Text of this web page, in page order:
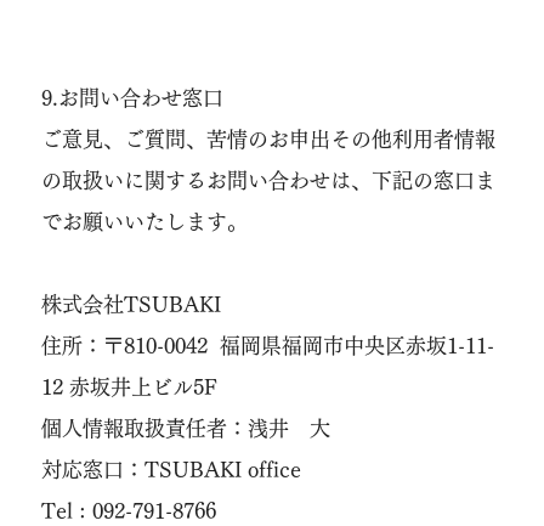
9.お問い合わせ窓口
ご意見、ご質問、苦情のお申出その他利用者情報
の取扱いに関するお問い合わせは、下記の窓口ま
でお願いいたします。
株式会社TSUBAKI
住所：〒810-0042 福岡県福岡市中央区赤坂1-11-
12 赤坂井上ビル5F
個人情報取扱責任者：浅井 大
対応窓口：TSUBAKI office
Tel : 092-791-8766